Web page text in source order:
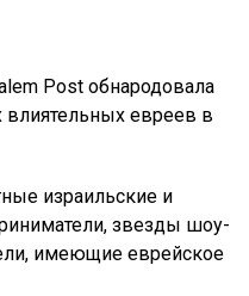
Post обнародовала
евреев в
израильские и
звезды шоу-
имеющие еврейское